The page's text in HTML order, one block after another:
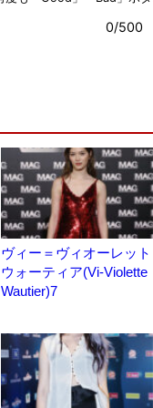
ヴィー＝ヴィオーレット
ウォーティア(Vi-Violette
Wautier)7